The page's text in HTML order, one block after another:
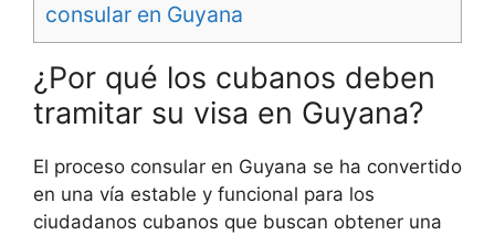
consular en Guyana
¿Por qué los cubanos deben
tramitar su visa en Guyana?
El proceso consular en Guyana se ha convertido
en una vía estable y funcional para los
ciudadanos cubanos que buscan obtener una